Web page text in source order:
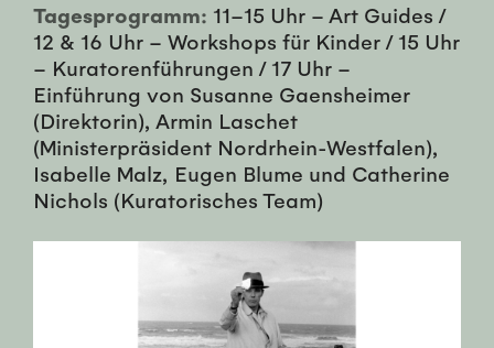
Tagesprogramm: 11–15 Uhr – Art Guides /
12 & 16 Uhr – Workshops für Kinder / 15 Uhr
– Kuratorenführungen / 17 Uhr –
Einführung von Susanne Gaensheimer
(Direktorin), Armin Laschet
(Ministerpräsident Nordrhein-Westfalen),
Isabelle Malz, Eugen Blume und Catherine
Nichols (Kuratorisches Team)